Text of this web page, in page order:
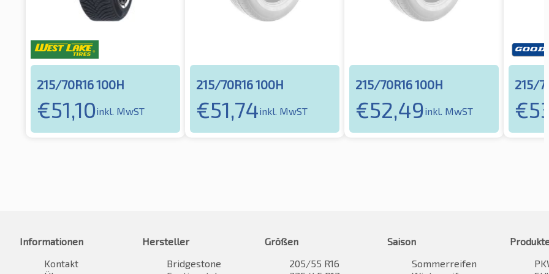
215/70R16 100H
€51,10inkl. MwST
215/70R16 100H
€51,74inkl. MwST
215/70R16 100H
€52,49inkl. MwST
215/
€
Informationen
Kontakt
Hersteller
Bridgestone
Größen
205/55 R16
Saison
Sommerreifen